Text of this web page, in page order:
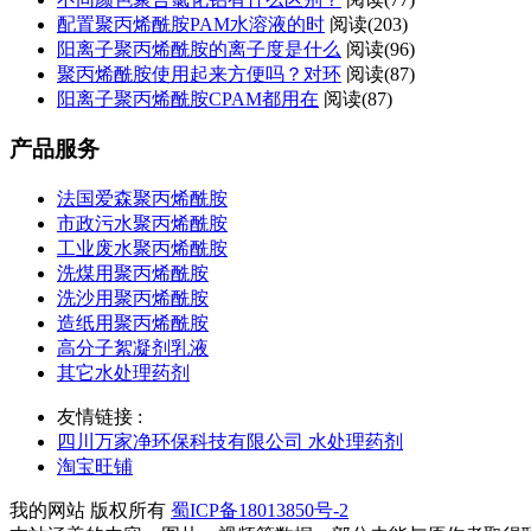
配置聚丙烯酰胺PAM水溶液的时 阅读(203)
阳离子聚丙烯酰胺的离子度是什么 阅读(96)
聚丙烯酰胺使用起来方便吗？对环 阅读(87)
阳离子聚丙烯酰胺CPAM都用在 阅读(87)
产品服务
法国爱森聚丙烯酰胺
市政污水聚丙烯酰胺
工业废水聚丙烯酰胺
洗煤用聚丙烯酰胺
洗沙用聚丙烯酰胺
造纸用聚丙烯酰胺
高分子絮凝剂乳液
其它水处理药剂
友情链接 :
四川万家净环保科技有限公司 水处理药剂
淘宝旺铺
我的网站 版权所有 蜀ICP备18013850号-2